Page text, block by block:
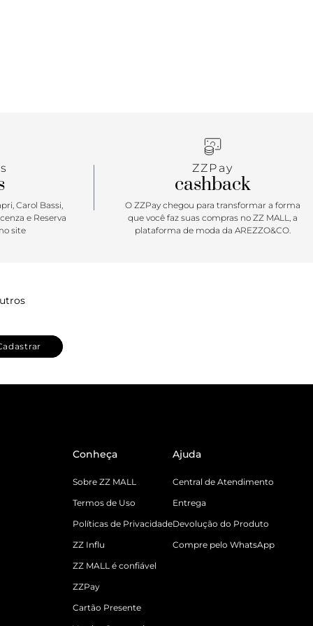
Carol Bassi,
e Reserva
site
ZZPay
cashback
O ZZPay chegou para transformar a forma
que você faz suas compras no ZZ MALL, a
plataforma de moda da AREZZO&CO.
Conheça
Sobre ZZ MALL
Termos de Uso
Políticas de Privacidade
ZZ Influ
ZZ MALL é confiável
ZZPay
Cartão Presente
Ajuda
Central de Atendimento
Entrega
Devolução do Produto
Compre pelo WhatsApp